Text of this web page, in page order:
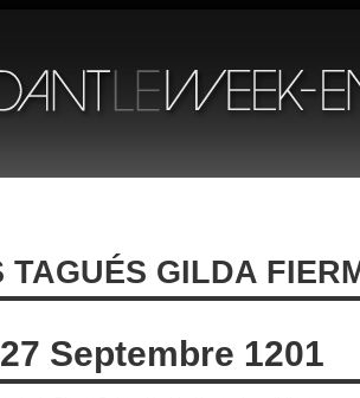
TAGUÉS GILDA
Septembre 1201